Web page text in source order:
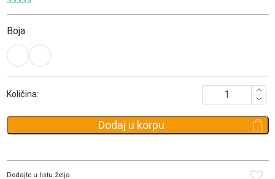
Boja
Količina:
Ženski
novčanik
JOOP!
Dodaj u korpu
Dodajte u listu želja